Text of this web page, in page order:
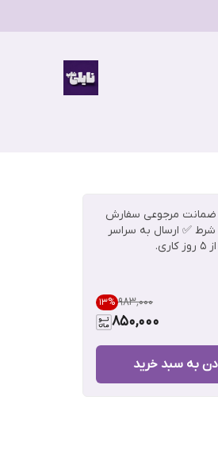
مرجوعی سفارش
✅ ارسال به سراسر
۹۸۳٬۰۰۰ 13%
850,000
به سبد خرید